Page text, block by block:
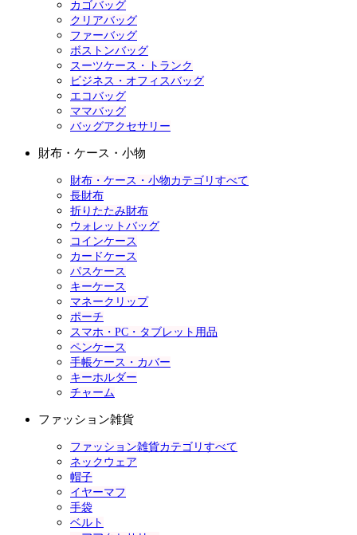
カゴバッグ
クリアバッグ
ファーバッグ
ボストンバッグ
スーツケース・トランク
ビジネス・オフィスバッグ
エコバッグ
ママバッグ
バッグアクセサリー
財布・ケース・小物
財布・ケース・小物カテゴリすべて
長財布
折りたたみ財布
ウォレットバッグ
コインケース
カードケース
パスケース
キーケース
マネークリップ
ポーチ
スマホ・PC・タブレット用品
ペンケース
手帳ケース・カバー
キーホルダー
チャーム
ファッション雑貨
ファッション雑貨カテゴリすべて
ネックウェア
帽子
イヤーマフ
手袋
ベルト